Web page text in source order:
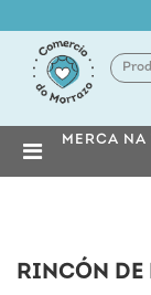
MERCA NA
RINCÓN DE